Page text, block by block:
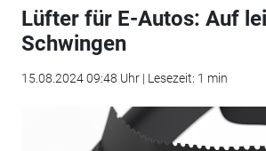
Lüfter für E-Autos: Auf
Schwingen
15.08.2024 09:48 Uhr | Lesezeit: 1 min